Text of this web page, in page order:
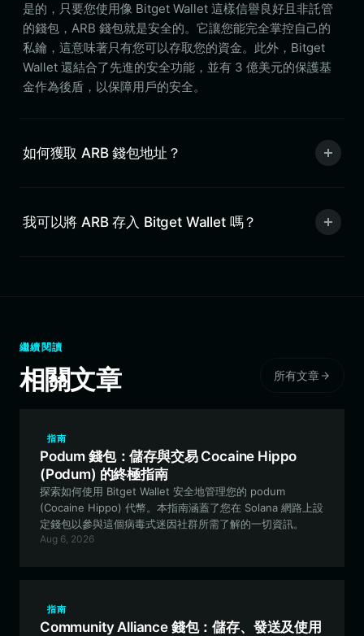
是的，只要您使用像 Bitget Wallet 這樣信譽良好且非託管
的錢包，ARB 錢包就是安全的。它讓您能完全掌控自己的
私鑰，這意味著只有您可以存取您的資金。此外，Bitget
Wallet 還結合了先進的安全功能，並有 3 億美元的保護基
金作為後盾，以保障用戶的安全。
如何獲取 ARB 錢包地址？
我可以將 ARB 存入 Bitget Wallet 嗎？
繼續閱讀
相關文章 所有文章
指南
Podum 錢包：儲存與交易 Cocaine Hippo
(Podum) 的終極指南
探索如何使用 Bitget Wallet 安全地管理您的 podum
(Cocaine Hippo) 代幣。本指南涵蓋了您在 Solana 網路上設
定錢包以參與這個病毒式迷因社群所需了解的一切資訊。
Aug 6, 2026
指南
Community Alliance 錢包：儲存、發送及使用